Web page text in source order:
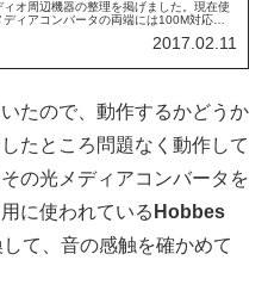
ィオ周辺機器の整理を掲げました。現在使
ディアコンバータの両端には100M対応の
様が100...
2017.02.11
たので、動作するかどうか
たところ問題なく動作して
の光メディアコンバータを
に使われている Hobbes
して、音の感触を確かめて